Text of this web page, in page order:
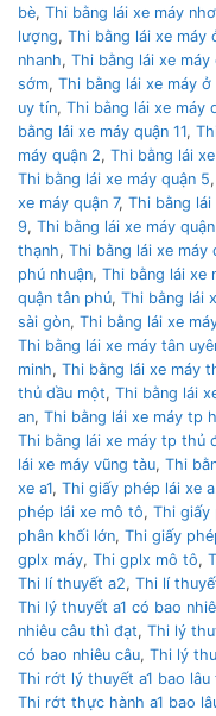
bè, Thi bằng lái xe máy
lượng, Thi bằng lái xe máy
nhanh, Thi bằng lái xe máy
sớm, Thi bằng lái xe máy
uy tín, Thi bằng lái xe máy
bằng lái xe máy quận 11,
máy quận 2, Thi bằng lái
Thi bằng lái xe máy quận 5,
xe máy quận 7, Thi bằng lái
9, Thi bằng lái xe máy
thạnh, Thi bằng lái xe máy
phú nhuận, Thi bằng lái xe
quận tân phú, Thi bằng lái
sài gòn, Thi bằng lái xe
Thi bằng lái xe máy tân
minh, Thi bằng lái xe máy
thủ dầu một, Thi bằng lái
an, Thi bằng lái xe máy tp
Thi bằng lái xe máy tp thủ
lái xe máy vũng tàu, Thi
xe a1, Thi giấy phép lái xe
phép lái xe mô tô, Thi giấy
phân khối lớn, Thi giấy
gplx máy, Thi gplx mô tô,
Thi lí thuyết a2, Thi lí
Thi lý thuyết a1 có bao
nhiêu câu thì đạt, Thi lý
có bao nhiêu câu, Thi lý
Thi rớt lý thuyết a1 bao lâu
Thi rớt thực hành a1 bao